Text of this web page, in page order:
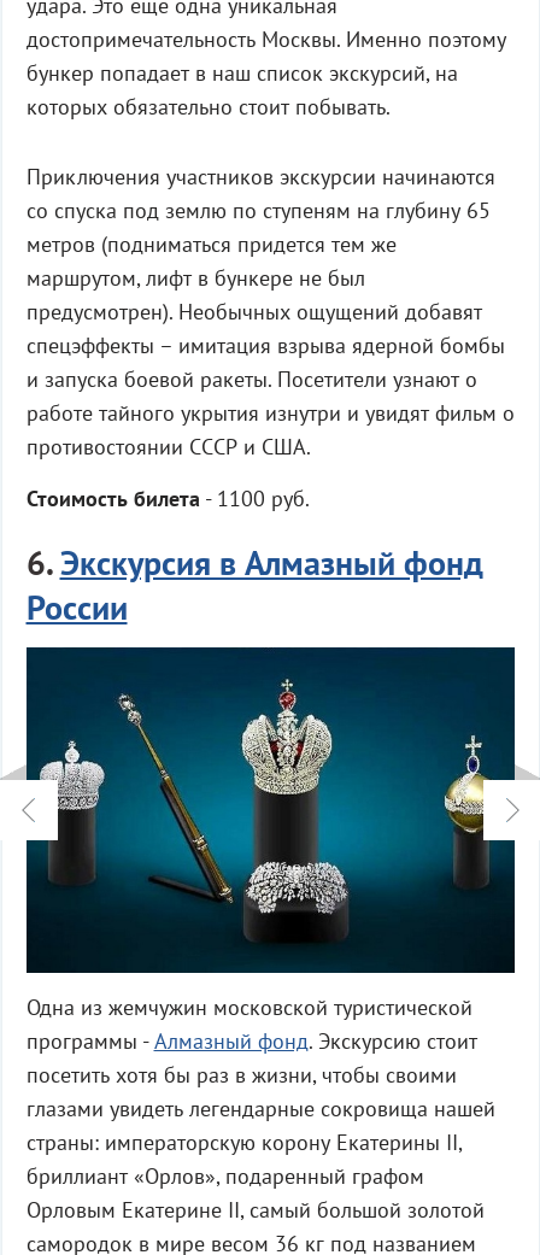
достопримечательность Москвы. Именно поэтому
бункер попадает в наш список экскурсий, на
которых обязательно стоит побывать.
Приключения участников экскурсии начинаются
со спуска под землю по ступеням на глубину 65
метров (подниматься придется тем же
маршрутом, лифт в бункере не был
предусмотрен). Необычных ощущений добавят
спецэффекты – имитация взрыва ядерной бомбы
и запуска боевой ракеты. Посетители узнают о
работе тайного укрытия изнутри и увидят фильм о
противостоянии СССР и США.
Стоимость билета - 1100 руб.
6.Экскурсия в Алмазный фонд
России
Одна из жемчужин московской туристической
программы -Алмазный фонд. Экскурсию стоит
посетить хотя бы раз в жизни, чтобы своими
глазами увидеть легендарные сокровища нашей
страны: императорскую корону Екатерины II,
бриллиант «Орлов», подаренный графом
Орловым Екатерине II, самый большой золотой
самородок в мире весом 36 кг под названием